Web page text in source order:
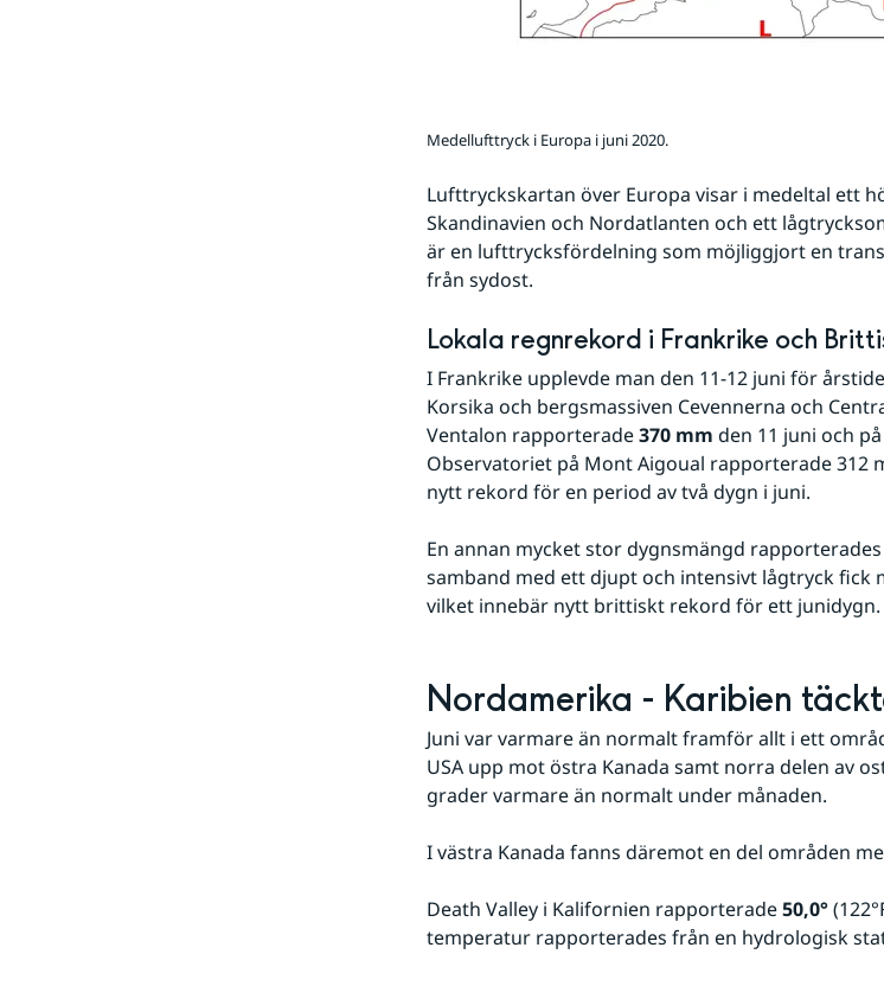
Medellufttryck i Europa i juni 2020.
Lufttryckskartan över Europa visar i medeltal ett
Skandinavien och Nordatlanten och ett
är en lufttrycksfördelning som möjliggjort en
från sydost.
Lokala regnrekord i Frankrike och
I Frankrike upplevde man den 11-12 juni för
Korsika och bergsmassiven Cevennerna och
Ventalon rapporterade 370 mm den 11 juni och
Observatoriet på Mont Aigoual rapporterade 312
nytt rekord för en period av två dygn i juni.
En annan mycket stor dygnsmängd
samband med ett djupt och intensivt lågtryck fick
vilket innebär nytt brittiskt rekord för ett junidygn.
Nordamerika - Karibien
Juni var varmare än normalt framför allt i ett
USA upp mot östra Kanada samt norra delen av
grader varmare än normalt under månaden.
I västra Kanada fanns däremot en del områden
Death Valley i Kalifornien rapporterade 50,0°
temperatur rapporterades från en hydrologisk